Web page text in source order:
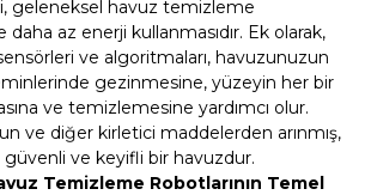
geleneksel havuz temizleme
az enerji kullanmasıdır. Ek olarak,
ve algoritmaları, havuzunuzun
gezinmesine, yüzeyin her bir
ve temizlemesine yardımcı olur.
ve diğer kirletici maddelerden arınmış,
güvenli ve keyifli bir havuzdur.
Temizleme Robotlarının Temel